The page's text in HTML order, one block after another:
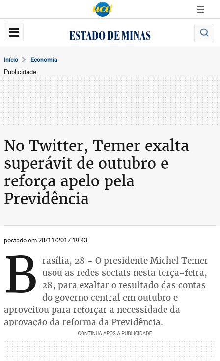
Início Economia
Publicidade
No Twitter, Temer exalta
superávit de outubro e
reforça apelo pela
Previdência
postado em 28/11/2017 19:43
B rasília, 28 - O presidente Michel Temer
usou as redes sociais nesta terça-feira,
28, para exaltar o resultado das contas
do governo central em outubro e
aproveitou para reforçar a necessidade da
aprovação da reforma da Previdência.